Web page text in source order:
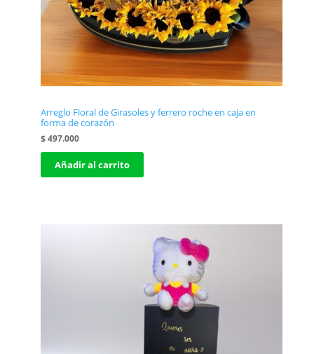
Arreglo Floral de Girasoles y ferrero roche en caja en
forma de corazón
$497.000
Añadir al carrito